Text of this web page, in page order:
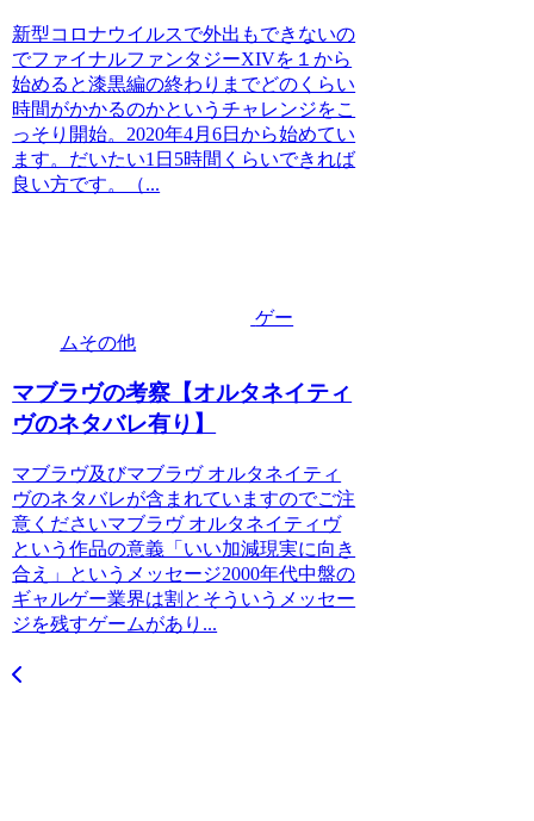
新型コロナウイルスで外出もできないの
でファイナルファンタジーXIVを１から
始めると漆黒編の終わりまでどのくらい
時間がかかるのかというチャレンジをこ
っそり開始。2020年4月6日から始めてい
ます。だいたい1日5時間くらいできれば
良い方です。（...
ゲー
ムその他
マブラヴの考察【オルタネイティ
ヴのネタバレ有り】
マブラヴ及びマブラヴ オルタネイティ
ヴのネタバレが含まれていますのでご注
意くださいマブラヴ オルタネイティヴ
という作品の意義「いい加減現実に向き
合え」というメッセージ2000年代中盤の
ギャルゲー業界は割とそういうメッセー
ジを残すゲームがあり...